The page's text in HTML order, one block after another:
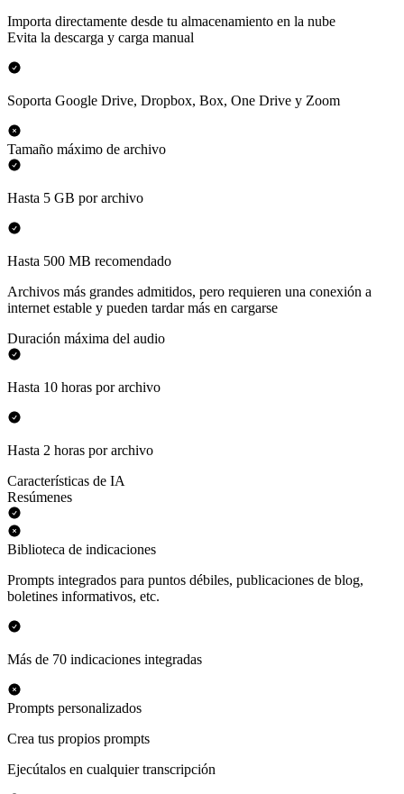
Importa directamente desde tu almacenamiento en la nube
Evita la descarga y carga manual
Soporta Google Drive, Dropbox, Box, One Drive y Zoom
Tamaño máximo de archivo
Hasta 5 GB por archivo
Hasta 500 MB recomendado
Archivos más grandes admitidos, pero requieren una conexión a
internet estable y pueden tardar más en cargarse
Duración máxima del audio
Hasta 10 horas por archivo
Hasta 2 horas por archivo
Características de IA
Resúmenes
Biblioteca de indicaciones
Prompts integrados para puntos débiles, publicaciones de blog,
boletines informativos, etc.
Más de 70 indicaciones integradas
Prompts personalizados
Crea tus propios prompts
Ejecútalos en cualquier transcripción